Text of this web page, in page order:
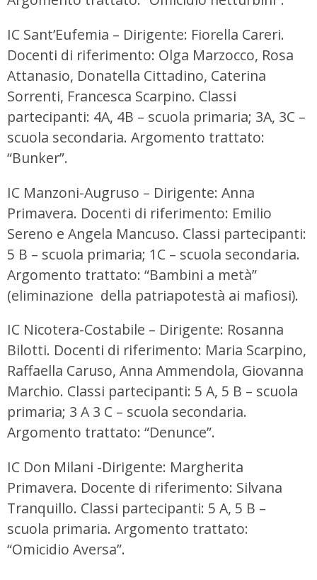
IC Sant’Eufemia – Dirigente: Fiorella Careri.
Docenti di riferimento: Olga Marzocco, Rosa
Attanasio, Donatella Cittadino, Caterina
Sorrenti, Francesca Scarpino. Classi
partecipanti: 4A, 4B – scuola primaria; 3A, 3C –
scuola secondaria. Argomento trattato:
“Bunker”.
IC Manzoni-Augruso – Dirigente: Anna
Primavera. Docenti di riferimento: Emilio
Sereno e Angela Mancuso. Classi partecipanti:
5 B – scuola primaria; 1C – scuola secondaria.
Argomento trattato: “Bambini a metà”
(eliminazione della patriapotestà ai mafiosi).
IC Nicotera-Costabile – Dirigente: Rosanna
Bilotti. Docenti di riferimento: Maria Scarpino,
Raffaella Caruso, Anna Ammendola, Giovanna
Marchio. Classi partecipanti: 5 A, 5 B – scuola
primaria; 3 A 3 C – scuola secondaria.
Argomento trattato: “Denunce”.
IC Don Milani -Dirigente: Margherita
Primavera. Docente di riferimento: Silvana
Tranquillo. Classi partecipanti: 5 A, 5 B –
scuola primaria. Argomento trattato:
“Omicidio Aversa”.